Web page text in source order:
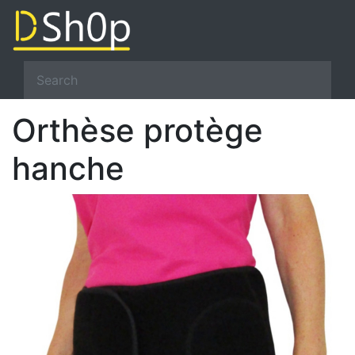
Orthèse protège
hanche